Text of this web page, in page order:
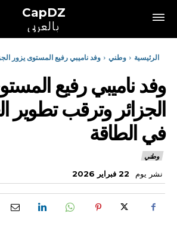
CapDZ
بالعربي
الرئيسية وطني
وفد ناميبي رفيع المستوى يزور
وفد ناميبي رفيع
الجزائر وترقب تطوير
في الطاقة
وطني
نشر يوم 22 فبراير 2026